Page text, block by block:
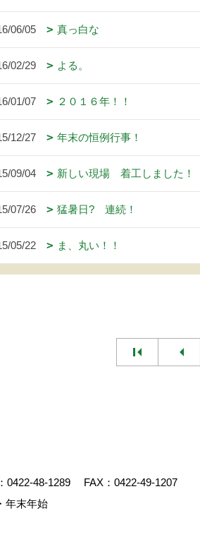
06/05 真っ白な
02/29 よる。
01/07 ２０１６年！！
12/27 年末の恒例行事！
09/04 新しい現場 着工しました！
07/26 猛暑日? 連続！
05/22 ま、丸い！！
0422-48-1289
FAX：0422-49-1207
年末年始